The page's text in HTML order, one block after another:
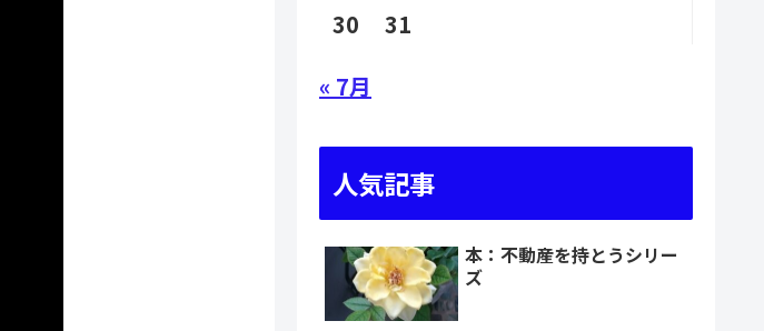
30
31
« 7月
人気記事
本：不動産を持とうシリー
ズ